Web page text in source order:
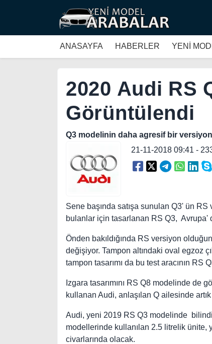
ANASAYFA HABERLER YENİ
2020 Audi RS
Görüntülendi
Q3 modelinin daha agresif bir
21-11-2018 09:41 -
Sene başında satışa sunulan Q3' ün
bulanlar için tasarlanan RS Q3, Avrupa'
Önden bakıldığında RS versiyon
değişiyor. Tampon altındaki oval egzoz
tampon tasarımı da bu test aracının RS
Izgara tasarımını RS Q8 modelinde de
kullanan Audi, anlaşılan Q ailesinde
Audi, yeni 2019 RS Q3 modelinde
modellerinde kullanılan 2.5 litrelik ünite,
civarlarında olacak.